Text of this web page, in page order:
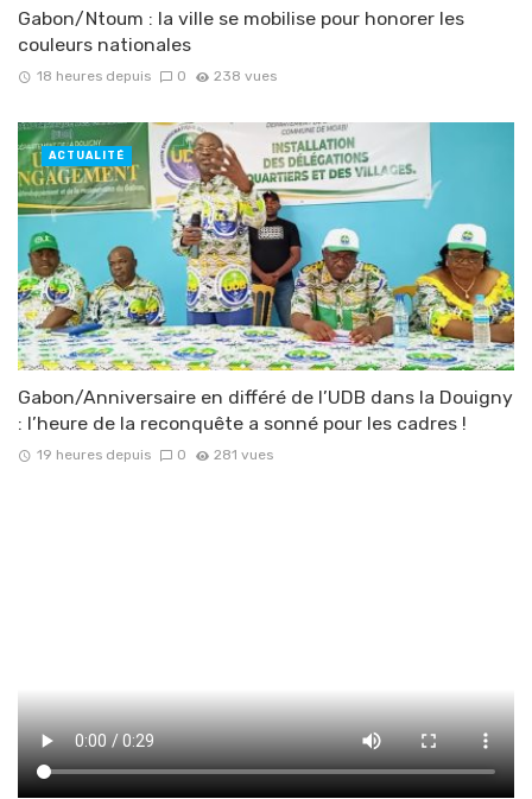
Gabon/Ntoum : la ville se mobilise pour honorer les
couleurs nationales
18 heures depuis 0 238 vues
Gabon/Anniversaire en différé de l’UDB dans la Douigny
: l’heure de la reconquête a sonné pour les cadres !
19 heures depuis 0 281 vues
ACTUALITÉ